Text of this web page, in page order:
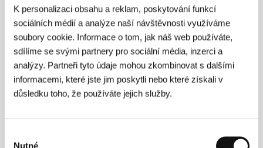
K personalizaci obsahu a reklam, poskytování funkcí
sociálních médií a analýze naší návštěvnosti využíváme
soubory cookie. Informace o tom, jak náš web používáte,
sdílíme se svými partnery pro sociální média, inzerci a
analýzy. Partneři tyto údaje mohou zkombinovat s dalšími
informacemi, které jste jim poskytli nebo které získali v
důsledku toho, že používáte jejich služby.
Nutné
Režie